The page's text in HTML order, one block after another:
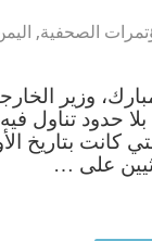
الصحفية,
وزير
بلا حدود تناول
على …